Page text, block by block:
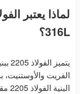
316L؟
الفريت والأوستنيت،